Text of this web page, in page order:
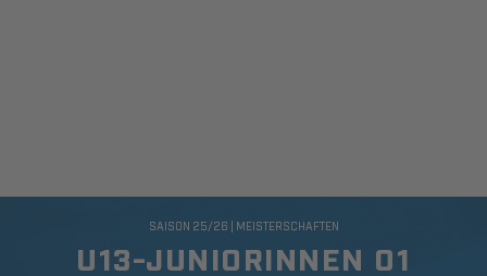
U13-JUNIORINNEN 01
SAISON 25/26 | MEISTERSCHAFTEN